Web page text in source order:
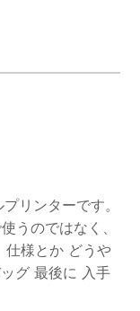
リンターです。
うのではなく、
仕様とか どうや
グ 最後に 入手